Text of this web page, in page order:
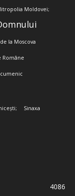
Moldovei;
la Moscova
Române
Sinaxa
4086